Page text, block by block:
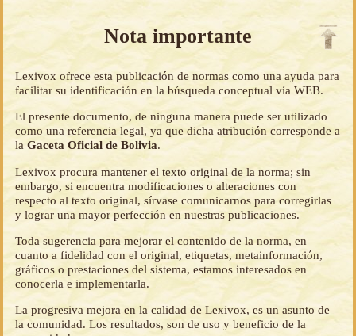
Nota importante
Lexivox ofrece esta publicación de normas como una ayuda para
facilitar su identificación en la búsqueda conceptual vía WEB.
El presente documento, de ninguna manera puede ser utilizado
como una referencia legal, ya que dicha atribución corresponde a
laGaceta Oficial de Bolivia.
Lexivox procura mantener el texto original de la norma; sin
embargo, si encuentra modificaciones o alteraciones con
respecto al texto original, sírvase comunicarnos para corregirlas
y lograr una mayor perfección en nuestras publicaciones.
Toda sugerencia para mejorar el contenido de la norma, en
cuanto a fidelidad con el original, etiquetas, metainformación,
gráficos o prestaciones del sistema, estamos interesados en
conocerla e implementarla.
La progresiva mejora en la calidad de Lexivox, es un asunto de
la comunidad. Los resultados, son de uso y beneficio de la